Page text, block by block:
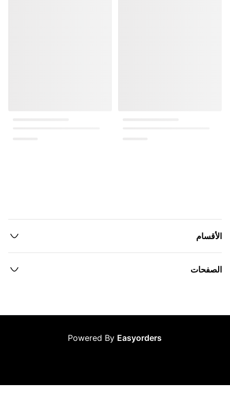
الأقسام
الصفحات
Powered By Easyorders